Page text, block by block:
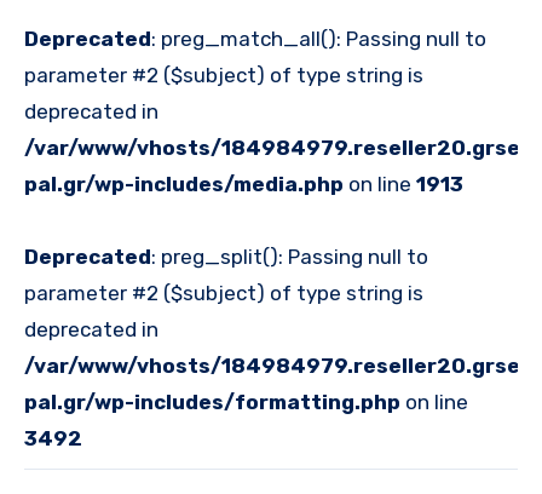
Deprecated: preg_match_all(): Passing null to
parameter #2 ($subject) of type string is
deprecated in
/var/www/vhosts/
pal.gr/wp-includes/media.php on line 1913
Deprecated: preg_split(): Passing null to
parameter #2 ($subject) of type string is
deprecated in
/var/www/vhosts/
pal.gr/wp-includes/formatting.php on line
3492